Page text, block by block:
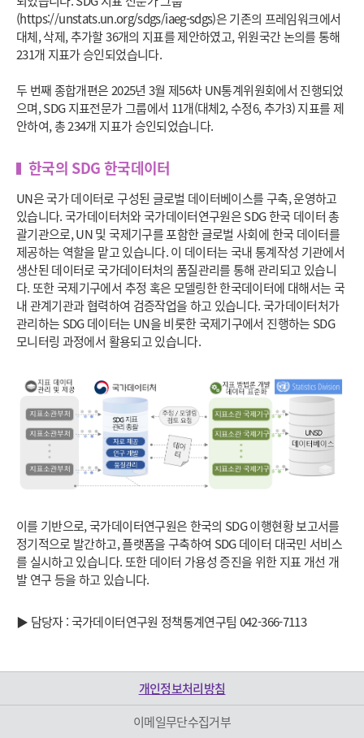
(https://unstats.un.org/sdgs/iaeg-sdgs)은 기존의 프레임워크에서
대체, 삭제, 추가할 36개의 지표를 제안하였고, 위원국간 논의를 통해
231개 지표가 승인되었습니다.
두 번째 종합개편은 2025년 3월 제56차 UN통계위원회에서 진행되었
으며, SDG 지표전문가 그룹에서 11개(대체2, 수정6, 추가3) 지표를 제
안하여, 총 234개 지표가 승인되었습니다.
한국의 SDG 한국데이터
UN은 국가 데이터로 구성된 글로벌 데이터베이스를 구축, 운영하고
있습니다. 국가데이터처와 국가데이터연구원은 SDG 한국 데이터 총
괄기관으로, UN 및 국제기구를 포함한 글로벌 사회에 한국 데이터를
제공하는 역할을 맡고 있습니다. 이 데이터는 국내 통계작성 기관에서
생산된 데이터로 국가데이터처의 품질관리를 통해 관리되고 있습니
다. 또한 국제기구에서 추정 혹은 모델링한 한국데이터에 대해서는 국
내 관계기관과 협력하여 검증작업을 하고 있습니다. 국가데이터처가
관리하는 SDG 데이터는 UN을 비롯한 국제기구에서 진행하는 SDG
모니터링 과정에서 활용되고 있습니다.
이를 기반으로, 국가데이터연구원은 한국의 SDG 이행현황 보고서를
정기적으로 발간하고, 플랫폼을 구축하여 SDG 데이터 대국민 서비스
를 실시하고 있습니다. 또한 데이터 가용성 증진을 위한 지표 개선 개
발 연구 등을 하고 있습니다.
▶ 담당자 : 국가데이터연구원 정책통계연구팀 042-366-7113
개인정보처리방침
이메일무단수집거부